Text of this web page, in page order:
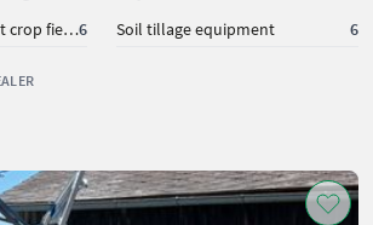
Harvesting equipment crop fields6 Soil tillage equipment 6